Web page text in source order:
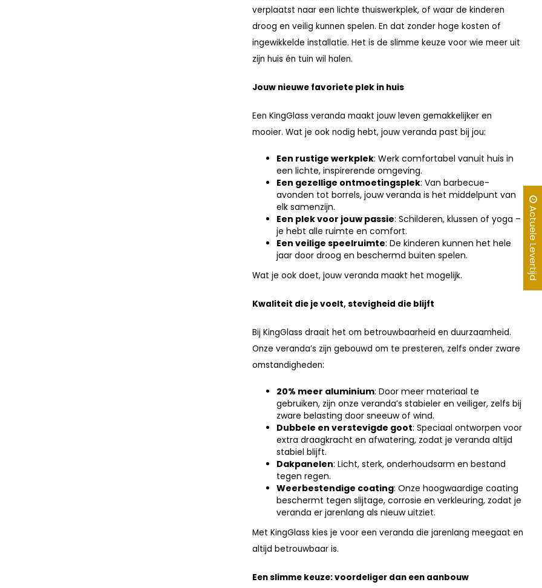
verplaatst naar een lichte thuiswerkplek, of waar de kinderen
droog en veilig kunnen spelen. En dat zonder hoge kosten of
ingewikkelde installatie. Het is de slimme keuze voor wie meer uit
zijn huis én tuin wil halen.
Jouw nieuwe favoriete plek in huis
Een KingGlass veranda maakt jouw leven gemakkelijker en
mooier. Wat je ook nodig hebt, jouw veranda past bij jou:
Een rustige werkplek: Werk comfortabel vanuit huis in
een lichte, inspirerende omgeving.
Een gezellige ontmoetingsplek: Van barbecue-
avonden tot borrels, jouw veranda is het middelpunt van
elk samenzijn.
Een plek voor jouw passie: Schilderen, klussen of yoga –
je hebt alle ruimte en comfort.
Een veilige speelruimte: De kinderen kunnen het hele
jaar door droog en beschermd buiten spelen.
Wat je ook doet, jouw veranda maakt het mogelijk.
Kwaliteit die je voelt, stevigheid die blijft
Bij KingGlass draait het om betrouwbaarheid en duurzaamheid.
Onze veranda’s zijn gebouwd om te presteren, zelfs onder zware
omstandigheden:
20% meer aluminium: Door meer materiaal te
gebruiken, zijn onze veranda’s stabieler en veiliger, zelfs bij
zware belasting door sneeuw of wind.
Dubbele en verstevigde goot: Speciaal ontworpen voor
extra draagkracht en afwatering, zodat je veranda altijd
stabiel blijft.
Dakpanelen: Licht, sterk, onderhoudsarm en bestand
tegen regen.
Weerbestendige coating: Onze hoogwaardige coating
beschermt tegen slijtage, corrosie en verkleuring, zodat je
veranda er jarenlang als nieuw uitziet.
Met KingGlass kies je voor een veranda die jarenlang meegaat en
altijd betrouwbaar is.
Een slimme keuze: voordeliger dan een aanbouw
Actuele Levertijd